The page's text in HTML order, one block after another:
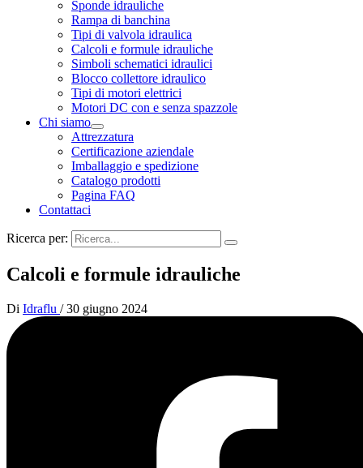
Sponde idrauliche
Rampa di banchina
Tipi di valvola idraulica
Calcoli e formule idrauliche
Simboli schematici idraulici
Blocco collettore idraulico
Tipi di motori elettrici
Motori DC con e senza spazzole
Chi siamo
Attrezzatura
Certificazione aziendale
Imballaggio e spedizione
Catalogo prodotti
Pagina FAQ
Contattaci
Ricerca per:
Calcoli e formule idrauliche
Di Idraflu /30 giugno 2024